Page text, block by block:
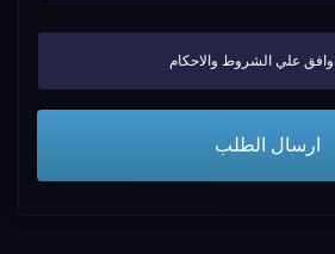
اوافق علي الشروط والاحكام